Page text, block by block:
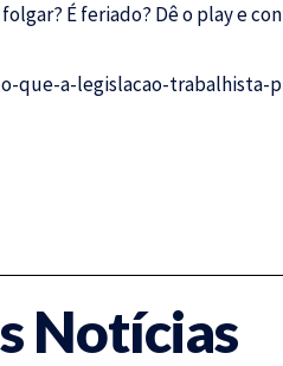
É feriado? Dê o play e
que-a-legislacao-
Notícias